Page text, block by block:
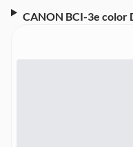
CANON BCI-3e